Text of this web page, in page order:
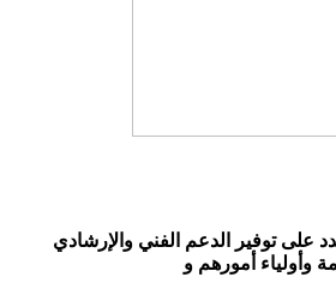
توفير الدعم الفني والإرشادي
وأولياء أمورهم و